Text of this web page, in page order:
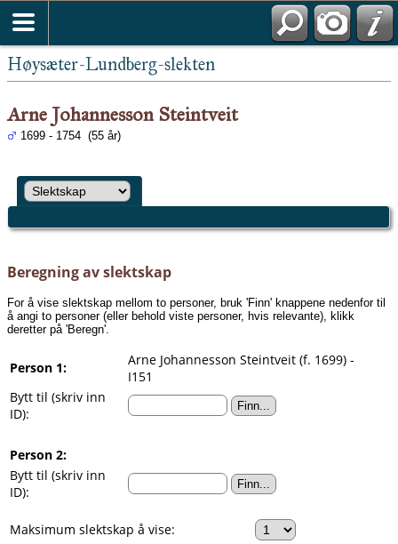
Høysæter-Lundberg-slekten
Arne Johannesson Steintveit
1699 - 1754 (55 år)
Beregning av slektskap
For å vise slektskap mellom to personer, bruk 'Finn' knappene nedenfor til
å angi to personer (eller behold viste personer, hvis relevante), klikk
deretter på 'Beregn'.
Person 1:
Arne Johannesson Steintveit (f. 1699) -
I151
Bytt til (skriv inn
ID):
Person 2:
Bytt til (skriv inn
ID):
Maksimum slektskap å vise: